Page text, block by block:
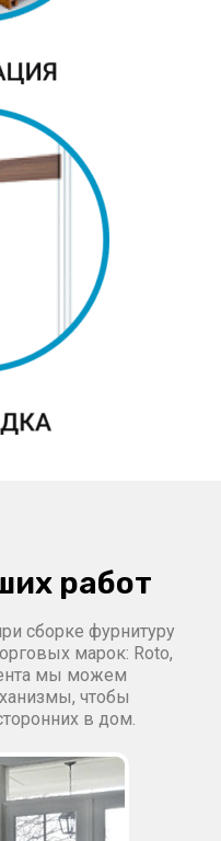
работ
сборке фурнитуру
марок: Roto,
мы можем
чтобы
в дом.